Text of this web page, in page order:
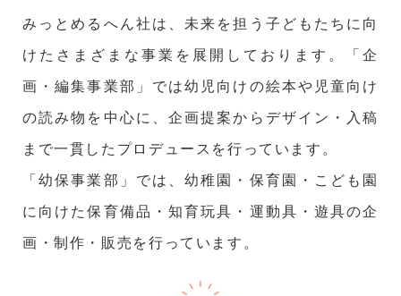
みっとめるへん社は、未来を担う子どもたちに向
けたさまざまな事業を展開しております。「企
画・編集事業部」では幼児向けの絵本や児童向け
の読み物を中心に、企画提案からデザイン・入稿
まで一貫したプロデュースを行っています。
「幼保事業部」では、幼稚園・保育園・こども園
に向けた保育備品・知育玩具・運動具・遊具の企
画・制作・販売を行っています。